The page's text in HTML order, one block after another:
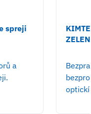
spreji
a